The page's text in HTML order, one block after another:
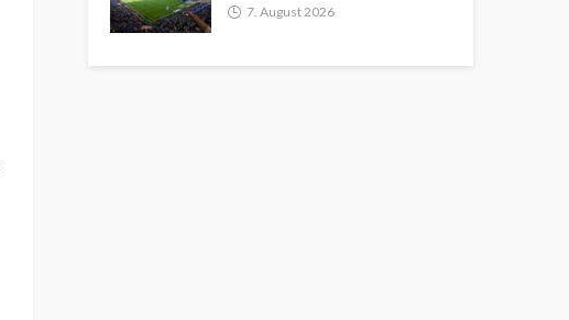
7. August 2026